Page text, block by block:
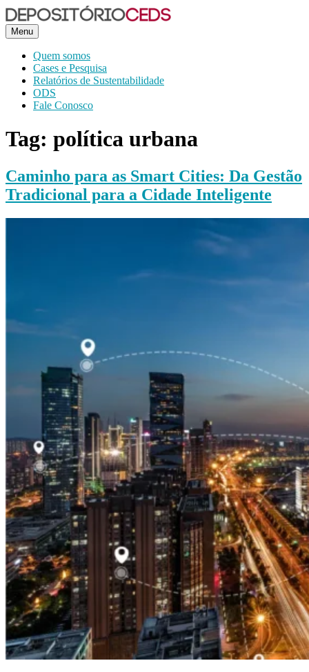
CEDS
Menu
Quem somos
Cases e Pesquisa
Relatórios de Sustentabilidade
ODS
Fale Conosco
Tag: política urbana
Caminho para as Smart Cities: Da Gestão
Tradicional para a Cidade Inteligente